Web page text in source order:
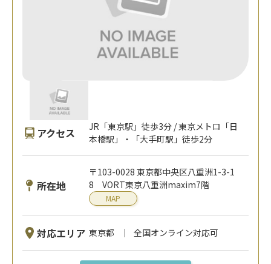
アクセス
JR「東京駅」徒歩3分 / 東京メトロ「日
本橋駅」・「大手町駅」徒歩2分
所在地
〒103-0028 東京都中央区八重洲1-3-1
8 VORT東京八重洲maxim7階
MAP
対応エリア 東京都 全国オンライン対応可